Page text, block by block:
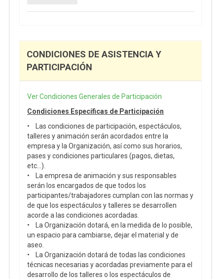
CONDICIONES DE ASISTENCIA Y
PARTICIPACIÓN
Ver Condiciones Generales de Participación
Condiciones Específicas de Participación
• Las condiciones de participación, espectáculos,
talleres y animación serán acordados entre la
empresa y la Organización, así como sus horarios,
pases y condiciones particulares (pagos, dietas,
etc…).
• La empresa de animación y sus responsables
serán los encargados de que todos los
participantes/trabajadores cumplan con las normas y
de que los espectáculos y talleres se desarrollen
acorde a las condiciones acordadas.
• La Organización dotará, en la medida de lo posible,
un espacio para cambiarse, dejar el material y de
aseo.
• La Organización dotará de todas las condiciones
técnicas necesarias y acordadas previamente para el
desarrollo de los talleres o los espectáculos de